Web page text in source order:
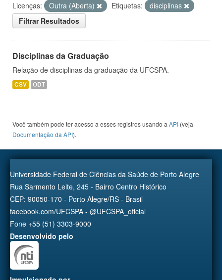
Licenças: Outra (Aberta) Etiquetas:
disciplinas
Filtrar Resultados
Disciplinas da Graduação
Relação de disciplinas da graduação da UFCSPA.
CSV ODT
Você também pode ter acesso a esses registros usando a API (veja
Documentação da API).
Universidade Federal de Ciências da Saúde de Porto Alegre
Rua Sarmento Leite, 245 - Bairro Centro Histórico
CEP: 90050-170 - Porto Alegre/RS - Brasil
facebook.com/UFCSPA - @UFCSPA_oficial
Fone +55 (51) 3303-9000
Desenvolvido pelo